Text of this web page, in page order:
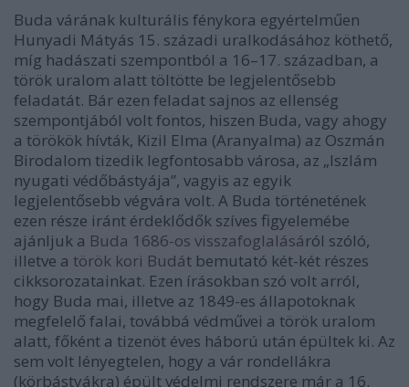
Buda várának kulturális fénykora egyértelműen
Hunyadi Mátyás 15. századi uralkodásához köthető,
míg hadászati szempontból a 16–17. században, a
török uralom alatt töltötte be legjelentősebb
feladatát. Bár ezen feladat sajnos az ellenség
szempontjából volt fontos, hiszen Buda, vagy ahogy
a törökök hívták, Kizil Elma (Aranyalma) az Oszmán
Birodalom tizedik legfontosabb városa, az „Iszlám
nyugati védőbástyája”, vagyis az egyik
legjelentősebb végvára volt. A Buda történetének
ezen része iránt érdeklődők szíves figyelemébe
ajánljuk a Buda 1686-os visszafoglalásáról szóló,
illetve a török kori Budát bemutató két-két részes
cikksorozatainkat. Ezen írásokban szó volt arról,
hogy Buda mai, illetve az 1849-es állapotoknak
megfelelő falai, továbbá védművei a török uralom
alatt, főként a tizenöt éves háború után épültek ki. Az
sem volt lényegtelen, hogy a vár rondellákra
(körbástyákra) épült védelmi rendszere már a 16.